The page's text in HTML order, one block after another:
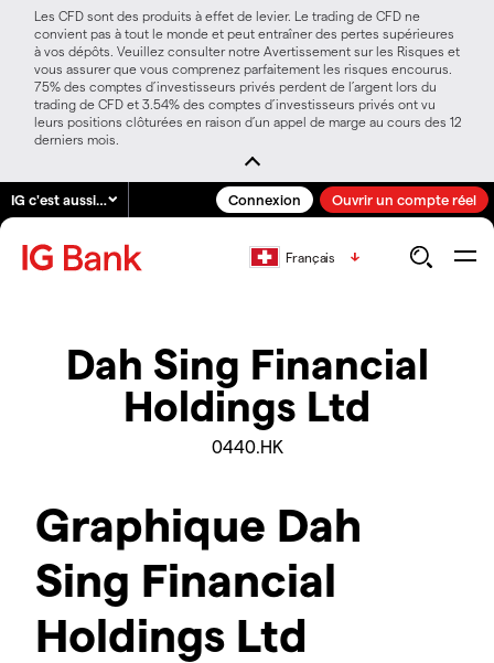
Les CFD sont des produits à effet de levier. Le trading de CFD ne
convient pas à tout le monde et peut entraîner des pertes supérieures
à vos dépôts. Veuillez consulter notre Avertissement sur les Risques et
vous assurer que vous comprenez parfaitement les risques encourus.
75% des comptes d’investisseurs privés perdent de l’argent lors du
trading de CFD et 3.54% des comptes d’investisseurs privés ont vu
leurs positions clôturées en raison d’un appel de marge au cours des 12
derniers mois.
IG c'est aussi… Connexion Ouvrir un compte réel
Français
Dah Sing Financial
Holdings Ltd
0440.HK
Graphique Dah
Sing Financial
Holdings Ltd